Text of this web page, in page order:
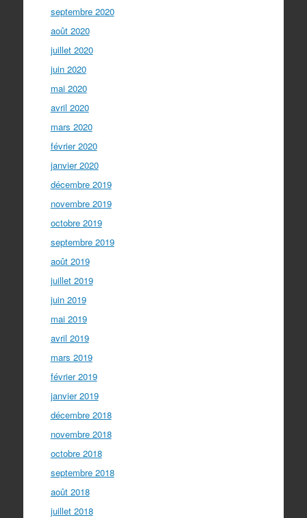
septembre 2020
août 2020
juillet 2020
juin 2020
mai 2020
avril 2020
mars 2020
février 2020
janvier 2020
décembre 2019
novembre 2019
octobre 2019
septembre 2019
août 2019
juillet 2019
juin 2019
mai 2019
avril 2019
mars 2019
février 2019
janvier 2019
décembre 2018
novembre 2018
octobre 2018
septembre 2018
août 2018
juillet 2018